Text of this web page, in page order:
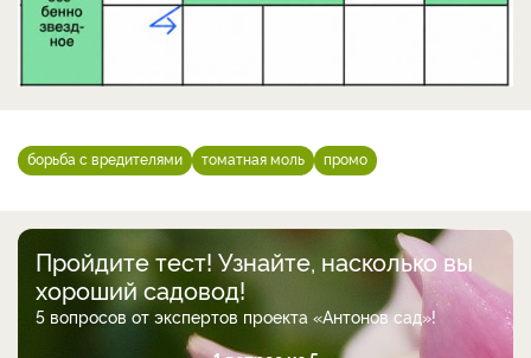
борьба с вредителями томатная моль промо
Пройдите тест! Узнайте, насколько вы
хороший садовод!
5 вопросов от экспертов проекта «Антонов сад»!